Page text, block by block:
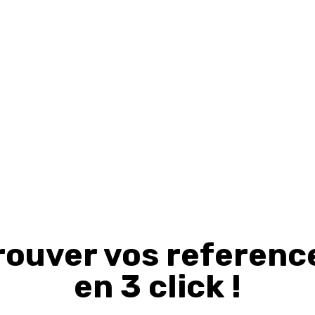
vos
en 3 click !